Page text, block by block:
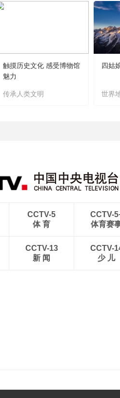
触摸历史文化 感受博物馆
魅力
传承人类文明
四姑
世界
CCTV-5
体 育
CCTV-
体育赛
CCTV-13
新 闻
CCTV-
少 儿